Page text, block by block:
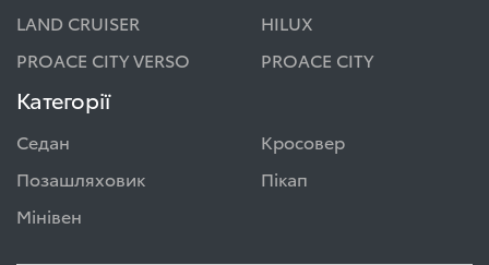
LAND CRUISER
HILUX
PROACE CITY VERSO
PROACE CITY
Категорії
Седан
Кросовер
Позашляховик
Пікап
Мінівен